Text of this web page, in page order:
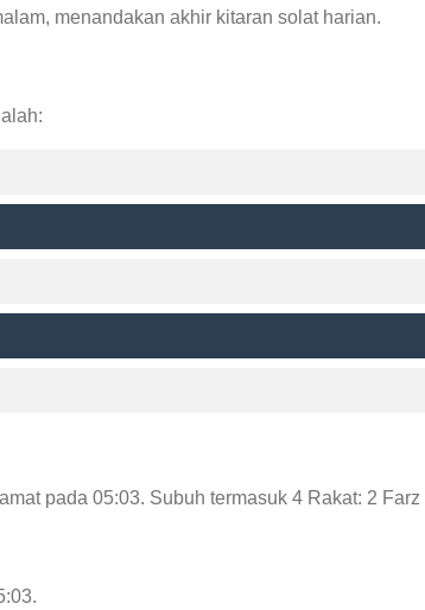
menandakan akhir kitaran solat harian.
pada 05:03. Subuh termasuk 4 Rakat: 2